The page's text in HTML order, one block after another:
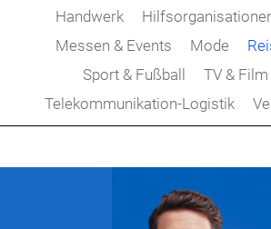
Handwerk
Messen & Events
Mode
Sport & Fußball
TV &
Telekommunikation-Logistik